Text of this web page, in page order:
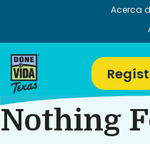
Acerca
Nothing